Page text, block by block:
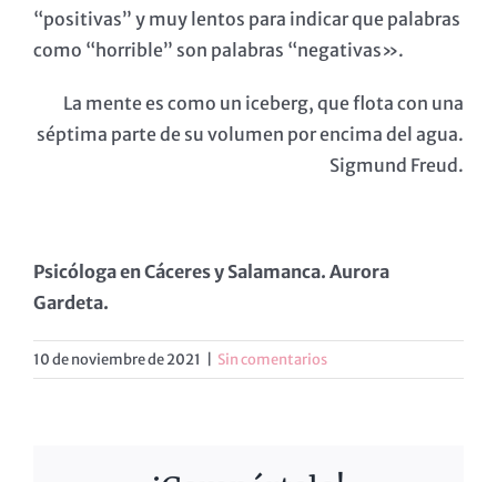
“positivas” y muy lentos para indicar que palabras
como “horrible” son palabras “negativas».
La mente es como un iceberg, que flota con una
séptima parte de su volumen por encima del agua.
Sigmund Freud.
Psicóloga en Cáceres y Salamanca. Aurora
Gardeta.
10 de noviembre de 2021 Sin comentarios